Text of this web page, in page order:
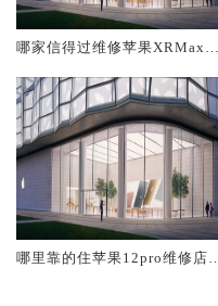
哪家信得过维修苹果XRMax台
哪里靠的住苹果12pro维修店台